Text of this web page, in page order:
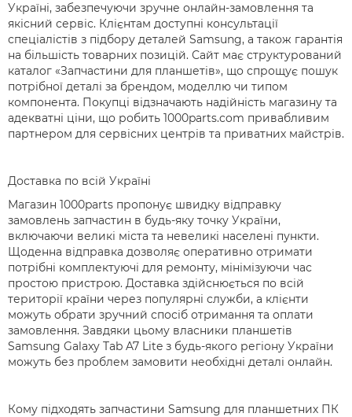
Україні, забезпечуючи зручне онлайн-замовлення та
якісний сервіс. Клієнтам доступні консультації
спеціалістів з підбору деталей Samsung, а також гарантія
на більшість товарних позицій. Сайт має структурований
каталог «Запчастини для планшетів», що спрощує пошук
потрібної деталі за брендом, моделлю чи типом
компонента. Покупці відзначають надійність магазину та
адекватні ціни, що робить 1000parts.com привабливим
партнером для сервісних центрів та приватних майстрів.
Доставка по всій Україні
Магазин 1000parts пропонує швидку відправку
замовлень запчастин в будь-яку точку України,
включаючи великі міста та невеликі населені пункти.
Щоденна відправка дозволяє оперативно отримати
потрібні комплектуючі для ремонту, мінімізуючи час
простою пристрою. Доставка здійснюється по всій
території країни через популярні служби, а клієнти
можуть обрати зручний спосіб отримання та оплати
замовлення. Завдяки цьому власники планшетів
Samsung Galaxy Tab A7 Lite з будь-якого регіону України
можуть без проблем замовити необхідні деталі онлайн.
Кому підходять запчастини Samsung для планшетних ПК